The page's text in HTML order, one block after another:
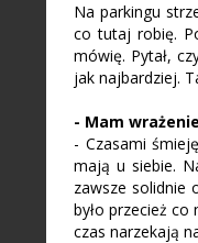
Na parkingu
co tutaj robię.
mówię. Pytał,
jak najbardziej.
- Mam
- Czasami
mają u siebie.
zawsze solidnie
było przecież
czas narzekają